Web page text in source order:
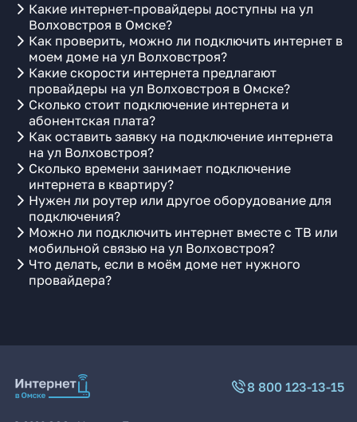
Какие интернет-провайдеры доступны на ул
Волховстроя в Омске?
Как проверить, можно ли подключить интернет в
моем доме на ул Волховстроя?
Какие скорости интернета предлагают
провайдеры на ул Волховстроя в Омске?
Сколько стоит подключение интернета и
абонентская плата?
Как оставить заявку на подключение интернета
на ул Волховстроя?
Сколько времени занимает подключение
интернета в квартиру?
Нужен ли роутер или другое оборудование для
подключения?
Можно ли подключить интернет вместе с ТВ или
мобильной связью на ул Волховстроя?
Что делать, если в моём доме нет нужного
провайдера?
8 800 123-13-15